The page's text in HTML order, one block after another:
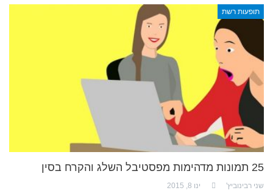
תופעות רשת
25 תמונות מדהימות מפסטיבל השלג והקרח בסין
שני רבינוביץ' ינו 8, 2015